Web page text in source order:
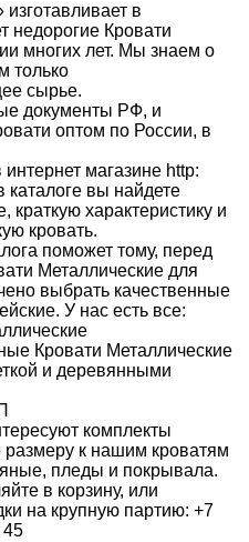
в
недорогие Кровати
многих лет. Мы знаем о
только
сырье.
документы РФ, и
оптом по России, в
магазине http:
каталоге вы найдете
характеристику и
кровать.
поможет тому, перед
Металлические для
выбрать качественные
У нас есть все:
Кровати Металлические
и деревянными
комплекты
размеру к нашим кроватям
пледы и покрывала.
в корзину, или
на крупную партию: +7
45